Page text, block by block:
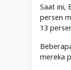
Saat ini,
persen
13
mereka